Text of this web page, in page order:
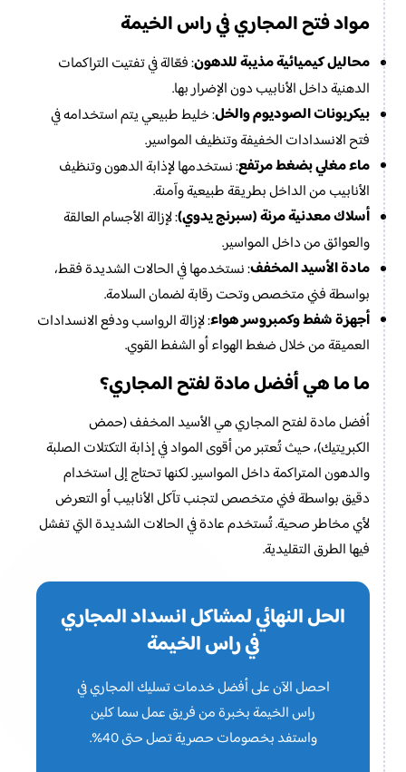
مواد فتح المجاري في راس الخيمة
محاليل كيميائية مذيبة للدهون: فعّالة في تفتيت التراكمات
الدهنية داخل الأنابيب دون الإضرار بها.
بيكربونات الصوديوم والخل: خليط طبيعي يتم استخدامه في
فتح الانسدادات الخفيفة وتنظيف المواسير.
ماء مغلي بضغط مرتفع: نستخدمها لإذابة الدهون وتنظيف
الأنابيب من الداخل بطريقة طبيعية وآمنة.
أسلاك معدنية مرنة (سبرنج يدوي): لإزالة الأجسام العالقة
والعوائق من داخل المواسير.
مادة الأسيد المخفف: نستخدمها في الحالات الشديدة فقط،
بواسطة فني متخصص وتحت رقابة لضمان السلامة.
أجهزة شفط وكمبروسر هواء: لإزالة الرواسب ودفع الانسدادات
العميقة من خلال ضغط الهواء أو الشفط القوي.
ما ما هي أفضل مادة لفتح المجاري؟
أفضل مادة لفتح المجاري هي الأسيد المخفف (حمض
الكبريتيك)، حيث تُعتبر من أقوى المواد في إذابة التكتلات الصلبة
والدهون المتراكمة داخل المواسير. لكنها تحتاج إلى استخدام
دقيق بواسطة فني متخصص لتجنب تآكل الأنابيب أو التعرض
لأي مخاطر صحية. تُستخدم عادة في الحالات الشديدة التي تفشل
فيها الطرق التقليدية.
الحل النهائي لمشاكل انسداد المجاري
في راس الخيمة
احصل الآن على أفضل خدمات تسليك المجاري في
راس الخيمة بخبرة من فريق عمل سما كلين
واستفد بخصومات حصرية تصل حتى 40%.